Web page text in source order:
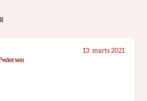
13. marts 2021